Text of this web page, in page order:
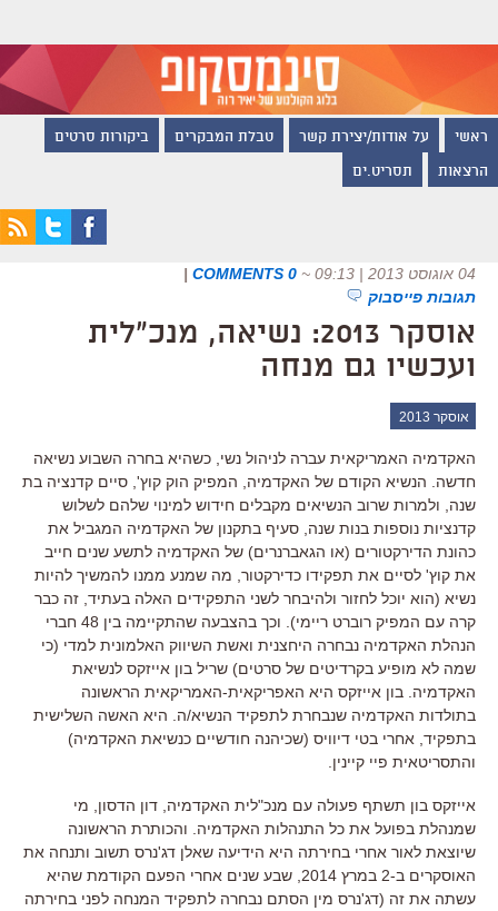
ראשי על אודות/יצירת קשר טבלת המבקרים ביקורות סרטים
הרצאות תסריט.ים
04 אוגוסט 2013 | 09:13 ~
0 COMMENTS
|
תגובות פייסבוק
אוסקר 2013: נשיאה, מנכ"לית
ועכשיו גם מנחה
אוסקר 2013
האקדמיה האמריקאית עברה לניהול נשי, כשהיא בחרה השבוע נשיאה
חדשה. הנשיא הקודם של האקדמיה, המפיק הוק קוץ', סיים קדנציה בת
שנה, ולמרות שרוב הנשיאים מקבלים חידוש למינוי שלהם לשלוש
קדנציות נוספות בנות שנה, סעיף בתקנון של האקדמיה המגביל את
כהונת הדירקטורים (או הגאברנרים) של האקדמיה לתשע שנים חייב
את קוץ' לסיים את תפקידו כדירקטור, מה שמנע ממנו להמשיך להיות
נשיא (הוא יוכל לחזור ולהיבחר לשני התפקידים האלה בעתיד, זה כבר
קרה עם המפיק רוברט ריימי). וכך בהצבעה שהתקיימה בין 48 חברי
הנהלת האקדמיה נבחרה היחצנית ואשת השיווק האלמונית למדי (כי
שמה לא מופיע בקרדיטים של סרטים) שריל בון אייזקס לנשיאת
האקדמיה. בון אייזקס היא האפריקאית-האמריקאית הראשונה
בתולדות האקדמיה שנבחרת לתפקיד הנשיא/ה. היא האשה השלישית
בתפקיד, אחרי בטי דיוויס (שכיהנה חודשיים כנשיאת האקדמיה)
והתסריטאית פיי קיינין.
אייזקס בון תשתף פעולה עם מנכ"לית האקדמיה, דון הדסון, מי
שמנהלת בפועל את כל התנהלות האקדמיה. והכותרת הראשונה
שיוצאת לאור אחרי בחירתה היא הידיעה שאלן דג'נרס תשוב ותנחה את
האוסקרים ב-2 במרץ 2014, שבע שנים אחרי הפעם הקודמת שהיא
עשתה את זה (דג'נרס מין הסתם נבחרה לתפקיד המנחה לפני בחירתה